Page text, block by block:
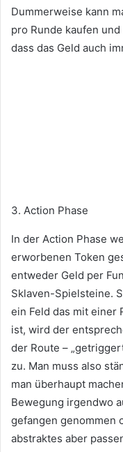
Dummerweise kann
pro Runde kaufen
dass das Geld auch
3. Action Phase
In der Action Phase
erworbenen Token
entweder Geld per
Sklaven-Spielsteine.
ein Feld das mit einer
ist, wird der
der Route –
zu. Man muss also
man überhaupt
Bewegung irgendwo
gefangen genommen
abstraktes aber